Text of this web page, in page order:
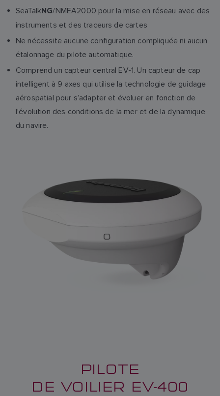
SeaTalkNG/NMEA2000 pour la mise en réseau avec des
instruments et des traceurs de cartes
Ne nécessite aucune configuration compliquée ni aucun
étalonnage du pilote automatique.
Comprend un capteur central EV-1. Un capteur de cap
intelligent à 9 axes qui utilise la technologie de guidage
aérospatial pour s’adapter et évoluer en fonction de
l’évolution des conditions de la mer et de la dynamique
du navire.
PILOTE
DE VOILIER EV-400